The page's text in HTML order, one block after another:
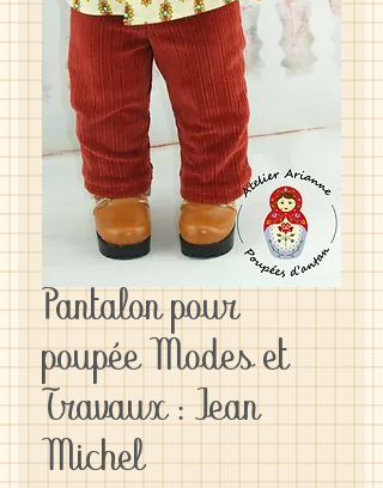
Pantalon pour
poupée Modes et
Travaux : Jean
Michel